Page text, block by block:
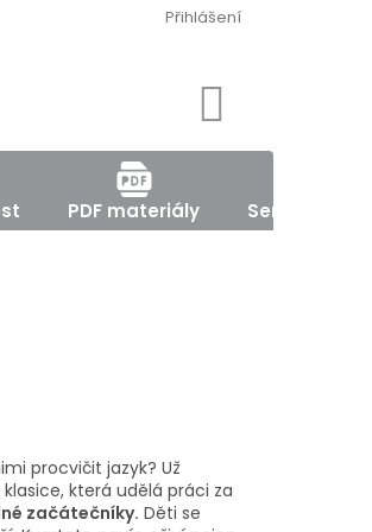
Přihlášení
PDF materiály Semináře,
procvičit jazyk? Už
která udělá práci za
začátečníky. Děti se